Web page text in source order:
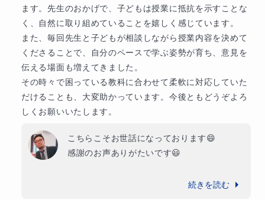
過去に、数学が苦手でテストの成績が上がらない生徒さん
を受け持ったことがあります。
どこがわからないのかもわからない状態でのスタート
た。
ました。
題】を中心にまずはどこでつまづいているのかの確認を行
ます。先生のおかげで、子どもは授業に抵抗を示すことな
く、自然に取り組めていることを嬉しく感じています。
また、毎回先生と子どもが相談しながら授業内容を決めて
くださることで、自分のペースで学ぶ姿勢が育ち、意見を
伝える場面も増えてきました。
その時々で困っている教科に合わせて柔軟に対応していた
だけることも、大変助かっています。今後ともどうぞよろ
しくお願いいたします。
こちらこそお世話になっております😄
感謝のお声ありがたいです😃
生徒さんはとても素直で正直で自分ができる
続きを読む